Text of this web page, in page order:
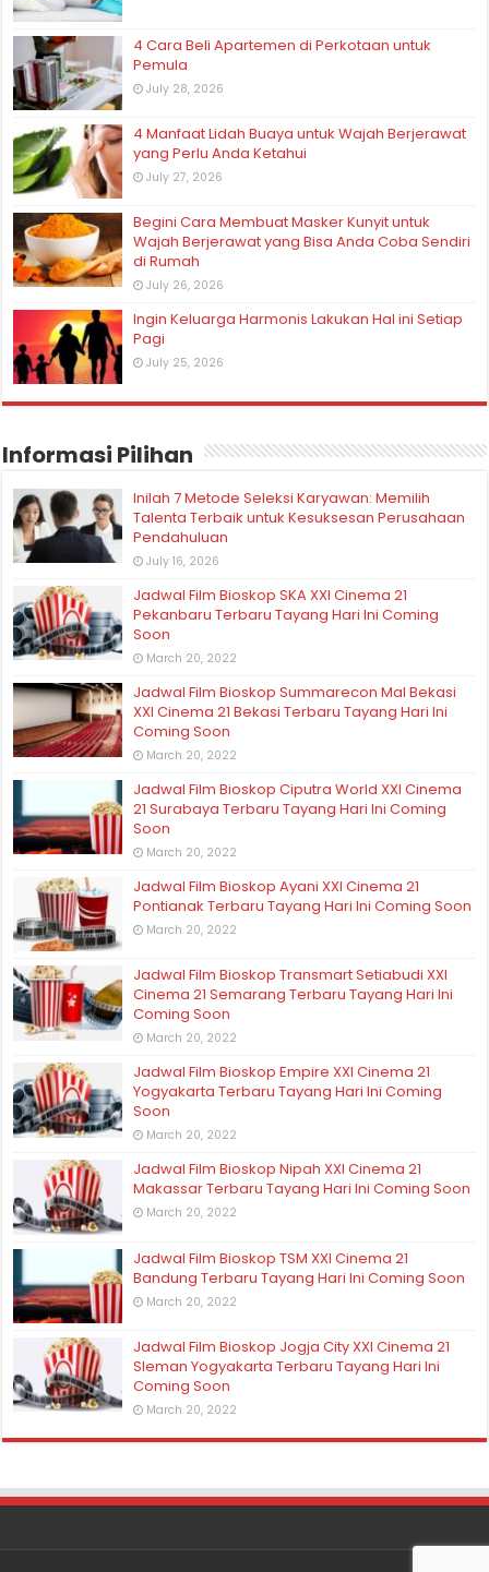
4 Cara Beli Apartemen di Perkotaan untuk
Pemula
July 28, 2026
4 Manfaat Lidah Buaya untuk Wajah Berjerawat
yang Perlu Anda Ketahui
July 27, 2026
Begini Cara Membuat Masker Kunyit untuk
Wajah Berjerawat yang Bisa Anda Coba Sendiri
di Rumah
July 26, 2026
Ingin Keluarga Harmonis Lakukan Hal ini Setiap
Pagi
July 25, 2026
Informasi Pilihan
Inilah 7 Metode Seleksi Karyawan: Memilih
Talenta Terbaik untuk Kesuksesan Perusahaan
Pendahuluan
July 16, 2026
Jadwal Film Bioskop SKA XXI Cinema 21
Pekanbaru Terbaru Tayang Hari Ini Coming
Soon
March 20, 2022
Jadwal Film Bioskop Summarecon Mal Bekasi
XXI Cinema 21 Bekasi Terbaru Tayang Hari Ini
Coming Soon
March 20, 2022
Jadwal Film Bioskop Ciputra World XXI Cinema
21 Surabaya Terbaru Tayang Hari Ini Coming
Soon
March 20, 2022
Jadwal Film Bioskop Ayani XXI Cinema 21
Pontianak Terbaru Tayang Hari Ini Coming Soon
March 20, 2022
Jadwal Film Bioskop Transmart Setiabudi XXI
Cinema 21 Semarang Terbaru Tayang Hari Ini
Coming Soon
March 20, 2022
Jadwal Film Bioskop Empire XXI Cinema 21
Yogyakarta Terbaru Tayang Hari Ini Coming
Soon
March 20, 2022
Jadwal Film Bioskop Nipah XXI Cinema 21
Makassar Terbaru Tayang Hari Ini Coming Soon
March 20, 2022
Jadwal Film Bioskop TSM XXI Cinema 21
Bandung Terbaru Tayang Hari Ini Coming Soon
March 20, 2022
Jadwal Film Bioskop Jogja City XXI Cinema 21
Sleman Yogyakarta Terbaru Tayang Hari Ini
Coming Soon
March 20, 2022